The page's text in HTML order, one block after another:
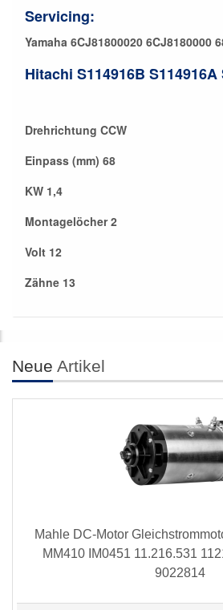
Servicing:
Yamaha 6CJ81800020 6CJ8180000
Hitachi S114916B S114916A
Drehrichtung CCW
Einpass (mm) 68
KW 1,4
Montagelöcher 2
Volt 12
Zähne 13
Neue Artikel
Mahle DC-Motor
MM410 IM0451 11.216.531
9022814